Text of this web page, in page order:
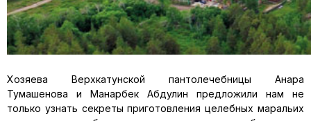
Хозяева Верхкатунской пантолечебницы Анара
Тумашенова и Манарбек Абдулин предложили нам не
только узнать секреты приготовления целебных маральих